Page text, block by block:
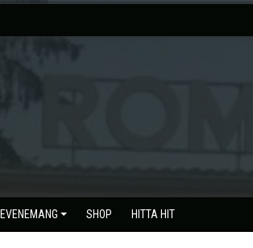
EVENEMANG SHOP HITTA HIT